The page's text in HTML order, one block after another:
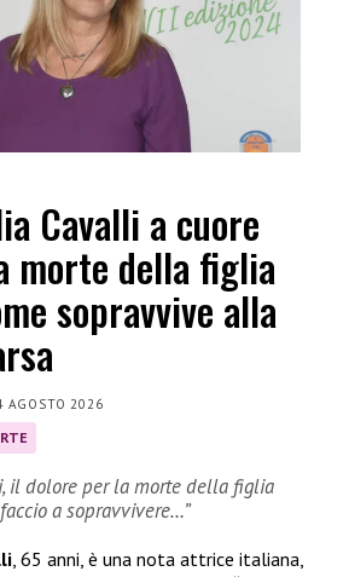
Cavalli a cuore
morte della figlia
sopravvive alla
AGOSTO 2026
il dolore per la morte della figlia
a sopravvivere…”
, 65 anni, è una nota attrice italiana,